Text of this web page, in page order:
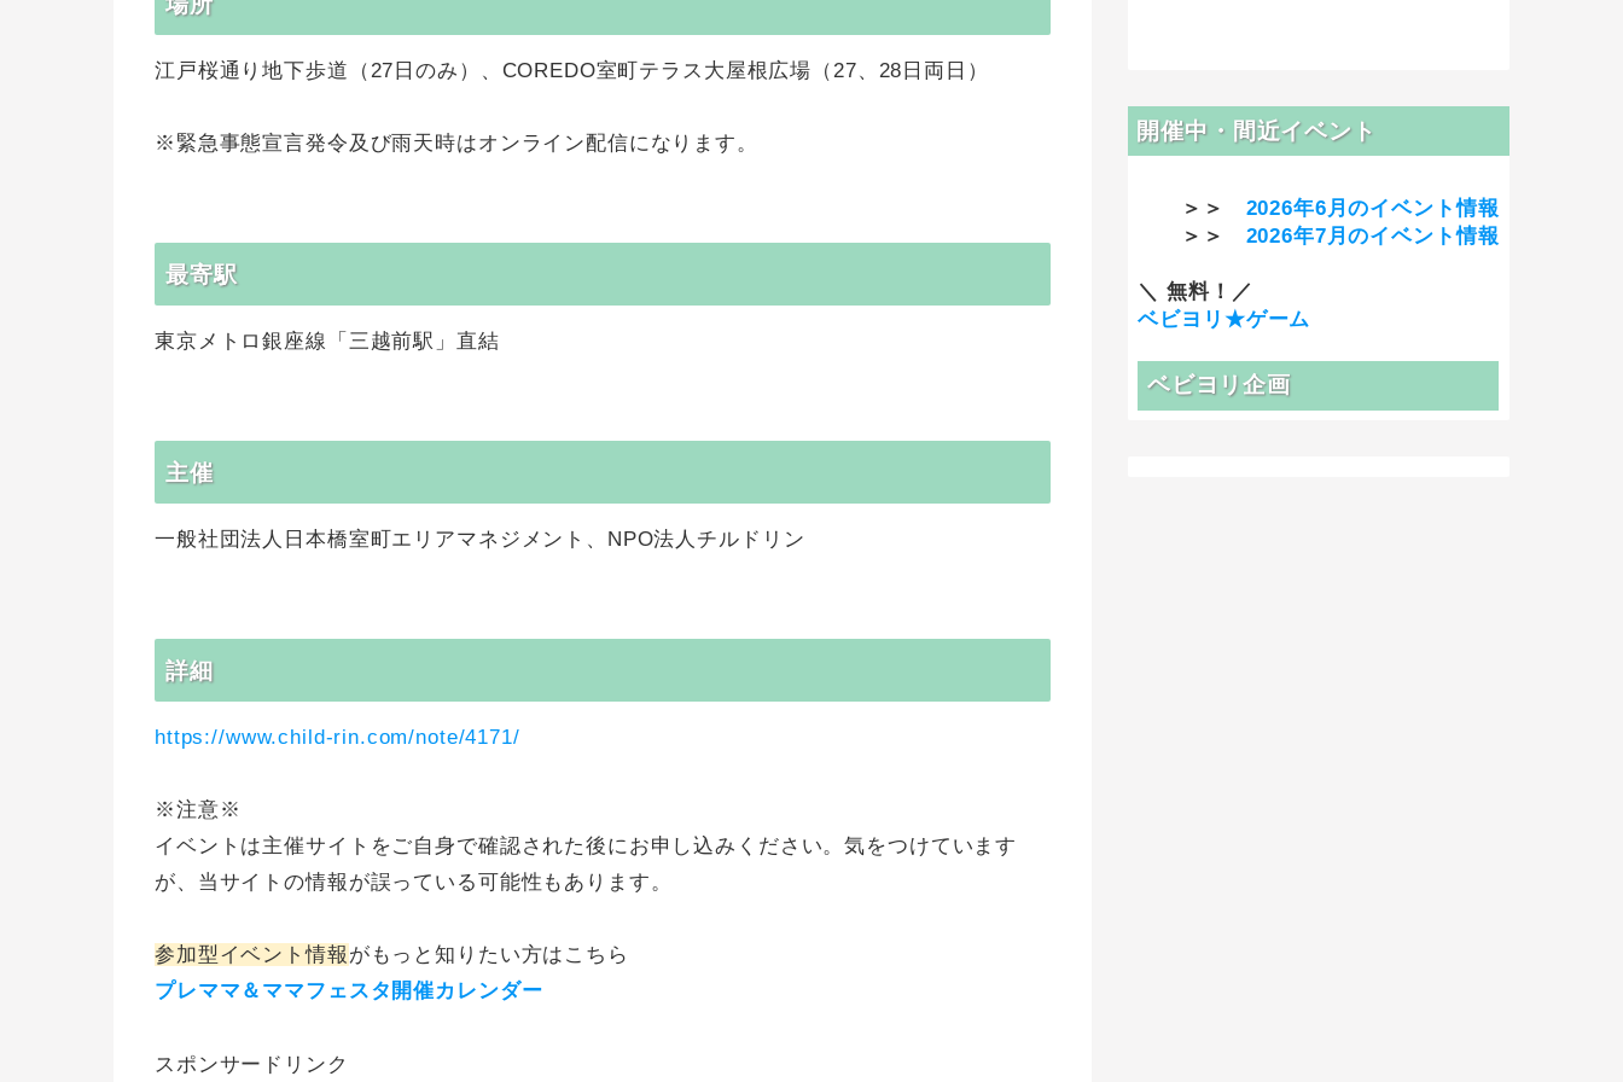
江戸桜通り地下歩道（27日のみ）、COREDO室町テラス大屋根広場（27、28日両日）
※緊急事態宣言発令及び雨天時はオンライン配信になります。
最寄駅
東京メトロ銀座線「三越前駅」直結
主催
一般社団法人日本橋室町エリアマネジメント、NPO法人チルドリン
詳細
https://www.child-rin.com/note/4171/
※注意※
イベントは主催サイトをご自身で確認された後にお申し込みください。気をつけています
が、当サイトの情報が誤っている可能性もあります。
参加型イベント情報 がもっと知りたい方はこちら
プレママ＆ママフェスタ開催カレンダー
スポンサードリンク
開催中・間近イベント
＞＞ 2026年6月のイベント情報
＞＞ 2026年7月のイベント情報
＼ 無料！／
ベビヨリ★ゲーム
ベビヨリ企画